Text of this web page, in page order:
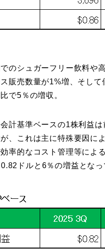
のシュガーフリー飲料や
販売数量が1%増、そし
で5％の増収。
計基準ベースの1株利益
、これは主に特殊要因に
率的なコスト管理等によ
ドルと6％の増益となっ